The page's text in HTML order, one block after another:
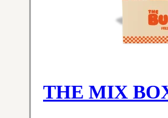
THE MIX